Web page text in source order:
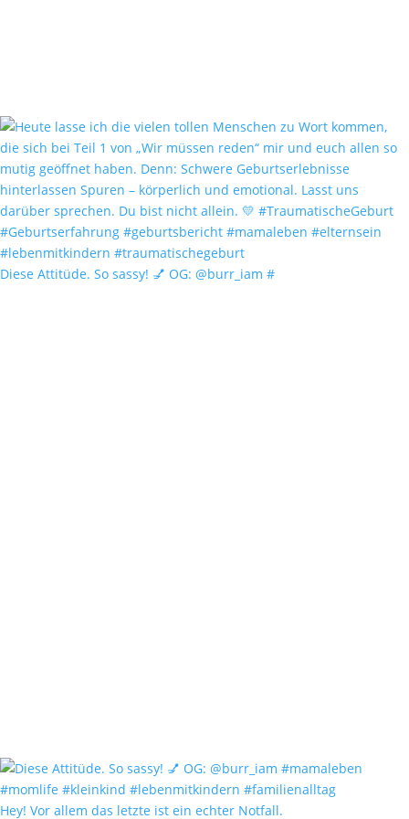
Diese Attitüde. So sassy! 💅 OG: @burr_iam #
Hey! Vor allem das letzte ist ein echter Notfall.